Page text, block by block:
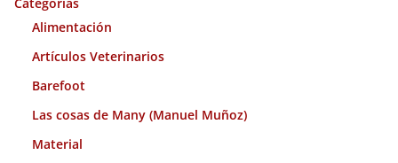
Alimentación
Artículos Veterinarios
Barefoot
Las cosas de Many (Manuel Muñoz)
Material